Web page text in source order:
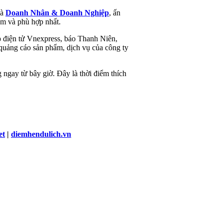
Doanh Nhân & Doanh Nghiệp, ấn
và phù hợp nhất.
tử Vnexpress, báo Thanh Niên,
cáo sản phẩm, dịch vụ của công ty
ngay từ bây giờ. Đây là thời điểm thích
| diemhendulich.vn